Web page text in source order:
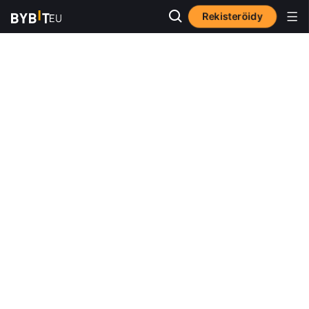
Rekisteröidy